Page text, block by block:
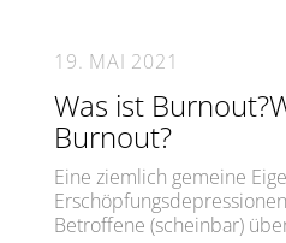
19. MAI 2021
Was ist
Burnout?
Eine ziemlich gemeine
Betroffene (scheinbar)